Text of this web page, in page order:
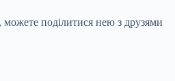
поділитися нею з друзями